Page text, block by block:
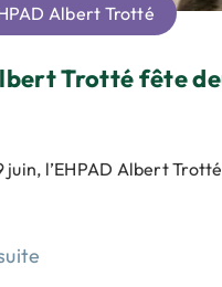
Albert Trotté
Trotté fête
juin, l’EHPAD Albert